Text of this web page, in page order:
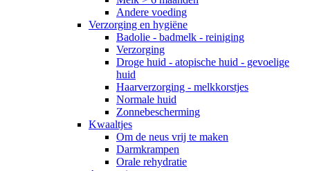
Andere voeding
Verzorging en hygiëne
Badolie - badmelk - reiniging
Verzorging
Droge huid - atopische huid - gevoelige
huid
Haarverzorging - melkkorstjes
Normale huid
Zonnebescherming
Kwaaltjes
Om de neus vrij te maken
Darmkrampen
Orale rehydratie